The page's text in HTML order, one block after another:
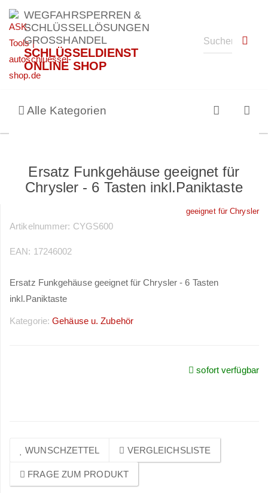
WEGFAHRSPERREN &
SCHLÜSSELLÖSUNGEN
GROSSHANDEL
SCHLÜSSELDIENST
ONLINE SHOP
Alle Kategorien
Ersatz Funkgehäuse geeignet für
Chrysler - 6 Tasten inkl.Paniktaste
geeignet für Chrysler
Artikelnummer: CYGS600
EAN: 17246002
Ersatz Funkgehäuse geeignet für Chrysler - 6 Tasten
inkl.Paniktaste
Kategorie:Gehäuse u. Zubehör
sofort verfügbar
WUNSCHZETTEL VERGLEICHSLISTE
FRAGE ZUM PRODUKT